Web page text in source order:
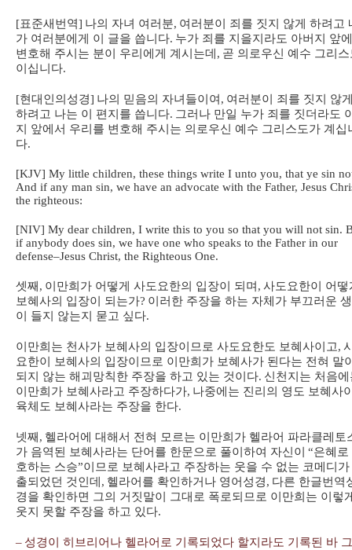
[표준새번역] 나의 자녀 여러분, 여러분이 죄를 짓지 않게 하려고
가 여러분에게 이 글을 씁니다. 누가 죄를 지을지라도 아버지 앞
변호해 주시는 분이 우리에게 계시는데 , 곧 의로우신 예수 그리스
이십니다.
[현대인의성경] 나의 믿음의 자녀들이여 , 여러분이 죄를 짓지 않
하려고 나는 이 편지를 씁니다. 그러나 만일 누가 죄를 짓더라도
지 앞에서 우리를 변호해 주시는 의로우신 예수 그리스도가 계십
다.
[KJV] My little children, these things write I unto you, that ye sin
And if any man sin, we have an advocate with the Father, Jesus
the righteous:
[NIV] My dear children, I write this to you so that you will not sin.
if anybody does sin, we have one who speaks to the Father in our
defense–Jesus Christ, the Righteous One.
셋째 , 이만희가 어떻게 사도요한의 입장이 되며 , 사도요한이 어떻
보혜사의 입장이 되는가? 이러한 주장을 하는 자체가 부끄러운
이 들지 않는지 묻고 싶다.
이만희는 천사가 보혜사의 입장이므로 사도요한도 보혜사이고,
요한이 보혜사의 입장이므로 이만희가 보혜사가 된다는 전혀 말
되지 않는 해괴망칙한 주장을 하고 있는 것이다. 신천지는 처음에
이만희가 보혜사라고 주장하다가, 나중에는 진리의 영도 보혜사
육체도 보혜사라는 주장을 한다.
넷째 , 헬라어에 대해서 전혀 모르는 이만희가 헬라어 파라클레토
가 음역된 보혜사라는 단어를 한문으로 풀이하여 자신이 “은혜로
호하는 스승”이므로 보혜사라고 주장하는 웃을 수 없는 코메디가
출되었던 것인데 , 헬라어를 확인하거나 영어성경, 다른 한글번역
경을 확인하면 그의 거짓말이 그대로 폭로되므로 이만희는 이렇
웃지 못할 주장을 하고 있다.
– 성경이 히브리어나 헬라어로 기록되었다 할지라도 기록된 바